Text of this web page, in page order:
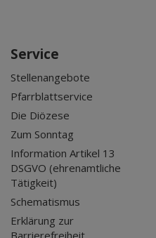
Service
Stellenangebote
Pfarrblattservice
Die Diözese
Zum Sonntag
Information Artikel 13
DSGVO (ehrenamtliche
Tätigkeit)
Schematismus
Erklärung zur
Barrierefreiheit